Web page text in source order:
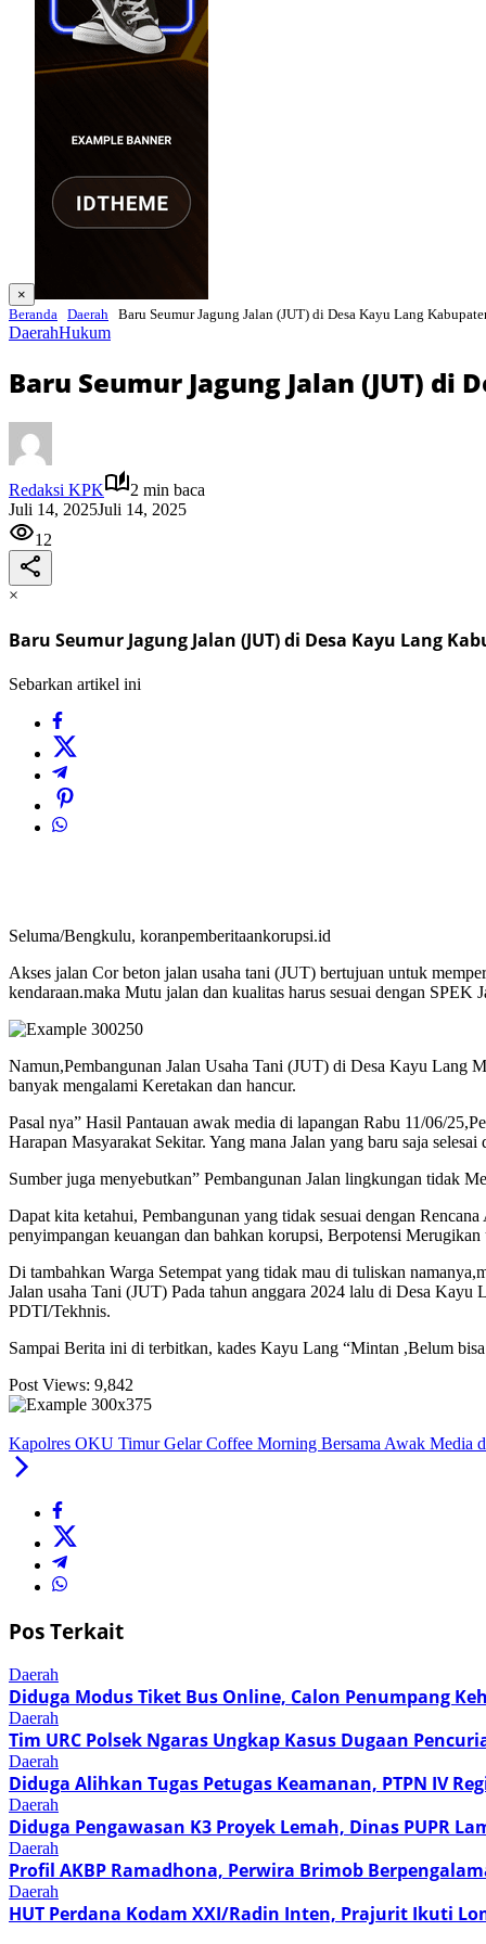
×
Beranda Daerah Baru Seumur Jagung Jalan (JUT) di Desa Kayu Lang
DaerahHukum
Baru Seumur Jagung Jalan (JUT) di
Redaksi KPK
2 min baca
Juli 14, 2025Juli 14, 2025
12
×
Baru Seumur Jagung Jalan (JUT) di Desa Kayu Lang
Sebarkan artikel ini
Seluma/Bengkulu, koranpemberitaankorupsi.id
Akses jalan Cor beton jalan usaha tani (JUT) bertujuan untuk
kendaraan.maka Mutu jalan dan kualitas harus sesuai dengan SPEK
Namun,Pembangunan Jalan Usaha Tani (JUT) di Desa Kayu Lang
banyak mengalami Keretakan dan hancur.
Pasal nya” Hasil Pantauan awak media di lapangan Rabu 11/06/
Harapan Masyarakat Sekitar. Yang mana Jalan yang baru saja
Sumber juga menyebutkan” Pembangunan Jalan lingkungan tidak
Dapat kita ketahui, Pembangunan yang tidak sesuai dengan
penyimpangan keuangan dan bahkan korupsi, Berpotensi Merugikan
Di tambahkan Warga Setempat yang tidak mau di tuliskan
Jalan usaha Tani (JUT) Pada tahun anggara 2024 lalu di Desa
PDTI/Tekhnis.
Sampai Berita ini di terbitkan, kades Kayu Lang “Mintan ,Belum
Post Views: 9,842
Kapolres OKU Timur Gelar Coffee Morning Bersama Awak Media
Pos Terkait
Daerah
Diduga Modus Tiket Bus Online, Calon Penumpang
Daerah
Tim URC Polsek Ngaras Ungkap Kasus Dugaan
Daerah
Diduga Alihkan Tugas Petugas Keamanan, PTPN IV
Daerah
Diduga Pengawasan K3 Proyek Lemah, Dinas PUPR
Daerah
Profil AKBP Ramadhona, Perwira Brimob
Daerah
HUT Perdana Kodam XXI/Radin Inten, Prajurit Ikuti